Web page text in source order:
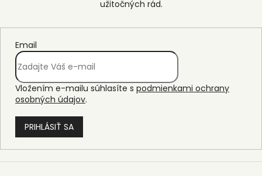
Email
Vložením e-mailu súhlasíte s podmienkami ochrany
osobných údajov.
PRIHLÁSIŤ SA
Z